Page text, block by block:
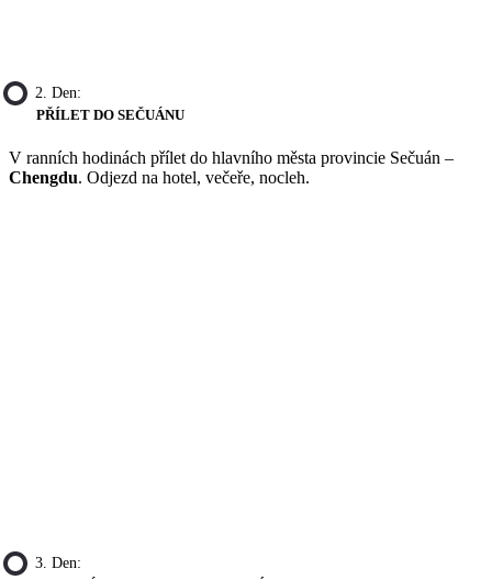
2. Den:
PŘÍLET DO SEČUÁNU
V ranních hodinách přílet do hlavního města provincie Sečuán –
Chengdu. Odjezd na hotel, večeře, nocleh.
3. Den: